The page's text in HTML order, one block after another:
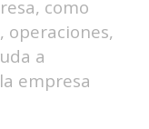
como
operaciones,
a
empresa